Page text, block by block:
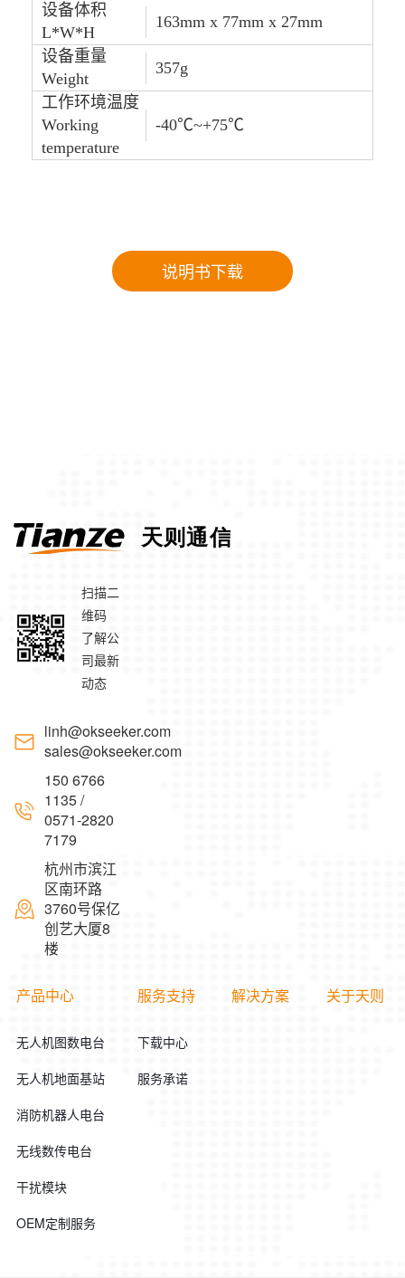
设备体积
L*W*H
163mm x 77mm x 27mm
设备重量
Weight
357g
工作环境温度
Working
temperature
-40℃~+75℃
说明书下载
扫描二
维码
了解公
司最新
动态
linh@okseeker.com
sales@okseeker.com
150 6766
1135 /
0571-2820
7179
杭州市滨江
区南环路
3760号保亿
创艺大厦8
楼
产品中心
无人机图数电台
无人机地面基站
消防机器人电台
无线数传电台
干扰模块
OEM定制服务
服务支持
下载中心
服务承诺
解决方案 关于天则